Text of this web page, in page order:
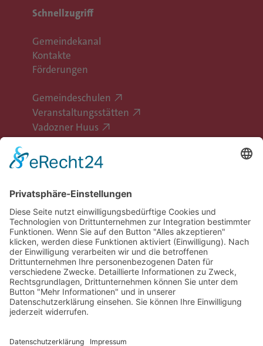
Schnellzugriff
Gemeindekanal
Kontakte
Förderungen
Gemeindeschulen
Veranstaltungsstätten
Vadozner Huus